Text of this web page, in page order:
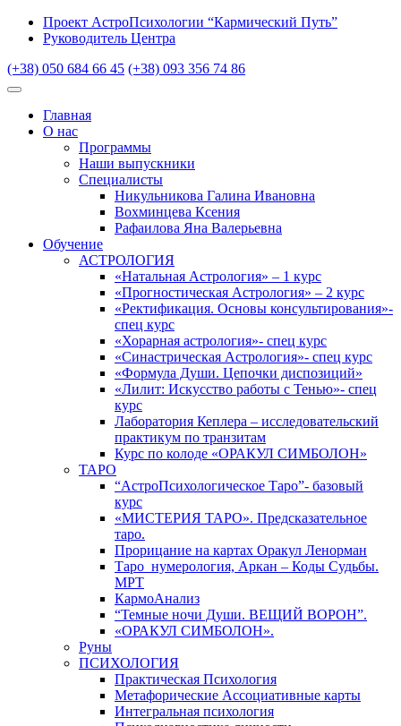
Проект АстроПсихологии “Кармический Путь”
Руководитель Центра
(+38) 050 684 66 45 (+38) 093 356 74 86
Главная
О нас
Программы
Наши выпускники
Специалисты
Никульникова Галина Ивановна
Вохминцева Ксения
Рафаилова Яна Валерьевна
Обучение
АСТРОЛОГИЯ
«Натальная Астрология» – 1 курс
«Прогностическая Астрология» – 2 курс
«Ректификация. Основы консультирования»-
спец курс
«Хорарная астрология»- спец курс
«Синастрическая Астрология»- спец курс
«Формула Души. Цепочки диспозиций»
«Лилит: Искусство работы с Тенью»- спец
курс
Лаборатория Кеплера – исследовательский
практикум по транзитам
Курс по колоде «ОРАКУЛ СИМБОЛОН»
ТАРО
“АстроПсихологическое Таро”- базовый
курс
«МИСТЕРИЯ ТАРО». Предсказательное
таро.
Прорицание на картах Оракул Ленорман
Таро_нумерология, Аркан – Коды Судьбы.
МРТ
КармоАнализ
“Темные ночи Души. ВЕЩИЙ ВОРОН”.
«ОРАКУЛ СИМБОЛОН».
Руны
ПСИХОЛОГИЯ
Практическая Психология
Метафорические Ассоциативные карты
Интегральная психология